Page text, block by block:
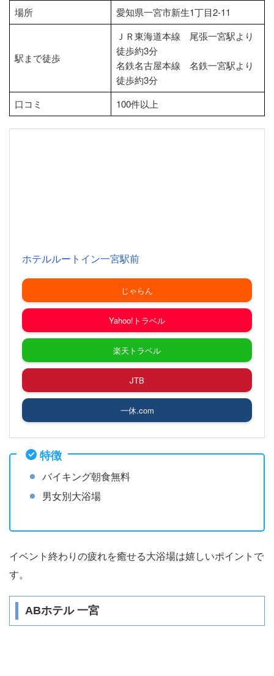
場所 愛知県一宮市新生1丁目2-11
駅まで徒歩
ＪＲ東海道本線 尾張一宮駅より
徒歩約3分
名鉄名古屋本線 名鉄一宮駅より
徒歩約3分
口コミ
100件以上
ホテルルートイン一宮駅前
じゃらん
Yahoo!トラベル
楽天トラベル
JTB
一休.com
特徴
バイキング朝食無料
男女別大浴場
イベント終わりの疲れを癒せる大浴場は嬉しいポイントで
す。
ABホテル 一宮